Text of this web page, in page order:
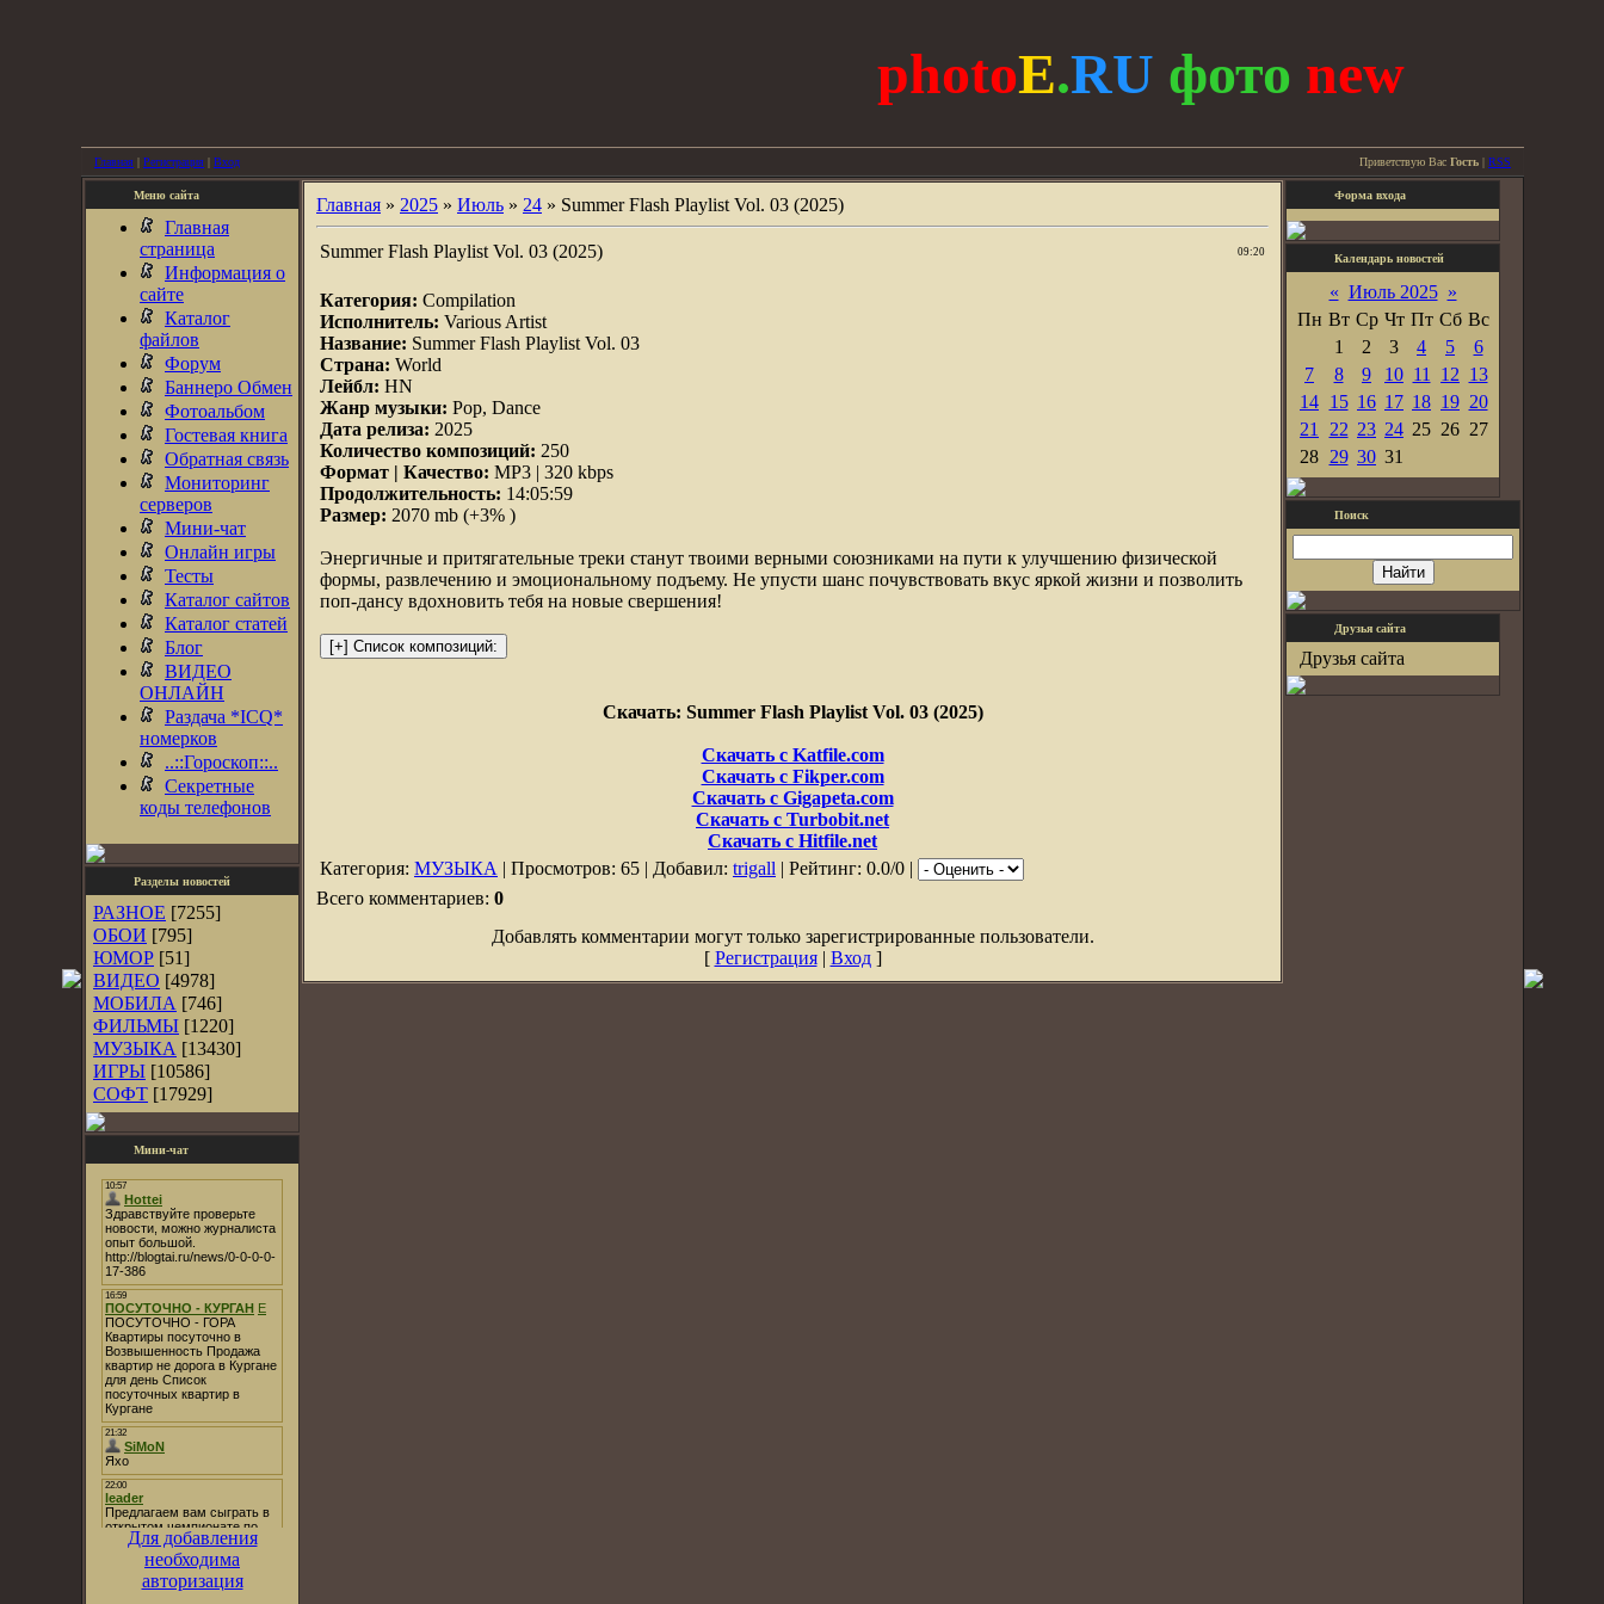
photoE.RU фото new
Главная | Регистрация | Вход Приветствую Вас Гость | RSS
Меню сайта
Главная
страница
Информация о
сайте
Каталог
файлов
Форум
Баннеро Обмен
Фотоальбом
Гостевая книга
Обратная связь
Мониторинг
серверов
Мини-чат
Онлайн игры
Тесты
Каталог сайтов
Каталог статей
Блог
ВИДЕО
ОНЛАЙН
Раздача *ICQ*
номерков
..::Гороскоп::..
Секретные
коды телефонов
Разделы новостей
РАЗНОЕ [7255]
ОБОИ [795]
ЮМОР [51]
ВИДЕО [4978]
МОБИЛА [746]
ФИЛЬМЫ [1220]
МУЗЫКА [13430]
ИГРЫ [10586]
СОФТ [17929]
Мини-чат
Для добавления
необходима
авторизация
Главная » 2025 » Июль » 24 » Summer Flash Playlist Vol. 03 (2025)
Summer Flash Playlist Vol. 03 (2025) 09:20
Категория: Compilation
Исполнитель: Various Artist
Название: Summer Flash Playlist Vol. 03
Страна: World
Лейбл: HN
Жанр музыки: Pop, Dance
Дата релиза: 2025
Количество композиций: 250
Формат | Качество: MP3 | 320 kbps
Продолжительность: 14:05:59
Размер: 2070 mb (+3% )
Энергичные и притягательные треки станут твоими верными союзниками на пути к улучшению физической
формы, развлечению и эмоциональному подъему. Не упусти шанс почувствовать вкус яркой жизни и позволить
поп-дансу вдохновить тебя на новые свершения!
Скачать: Summer Flash Playlist Vol. 03 (2025)
Скачать с Katfile.com
Скачать с Fikper.com
Скачать с Gigapeta.com
Скачать с Turbobit.net
Скачать с Hitfile.net
Категория: МУЗЫКА | Просмотров: 65 | Добавил: trigall | Рейтинг: 0.0/0 |
Всего комментариев: 0
Добавлять комментарии могут только зарегистрированные пользователи.
[ Регистрация| Вход]
Форма входа
Календарь новостей
« Июль 2025 »
Пн Вт Ср Чт Пт Сб Вс
1
2 3 4 5
6
7
8 9 10 11 12 13
14 15 16 17 18 19 20
21
22 23 24 25 26 27
28 29 30 31
Поиск
Друзья сайта
Друзья сайта